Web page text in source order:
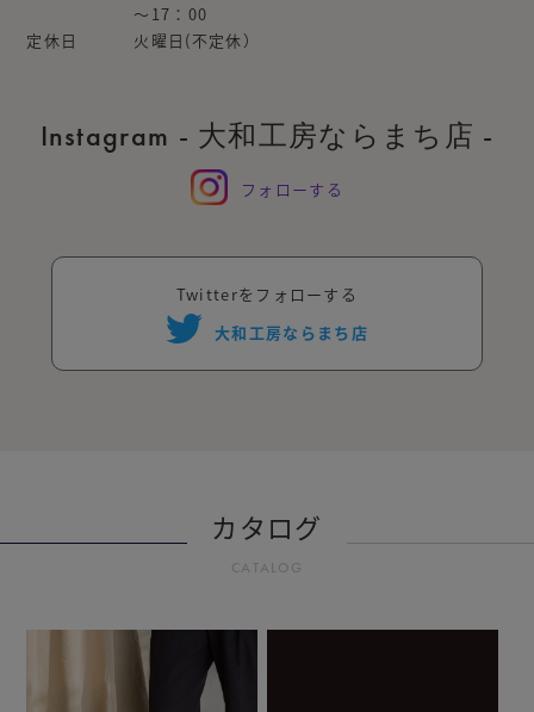
～17：00
定休日
火曜日(不定休）
Instagram - 大和工房ならまち店 -
フォローする
Twitterをフォローする
大和工房ならまち店
カタログ
CATALOG